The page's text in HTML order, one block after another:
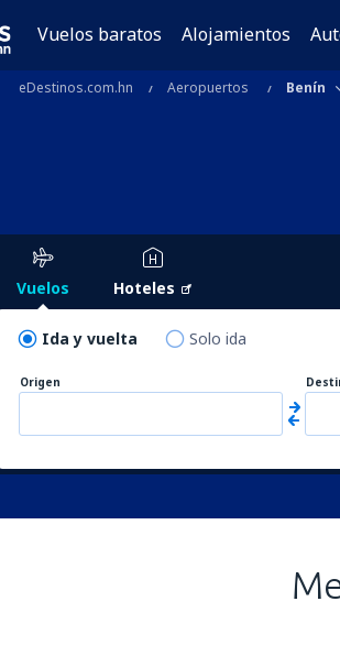
Vuelos baratos Alojamientos
eDestinos.com.hn Aeropuertos Benín
Vuelos Hoteles
Ida y vuelta Solo ida
Origen